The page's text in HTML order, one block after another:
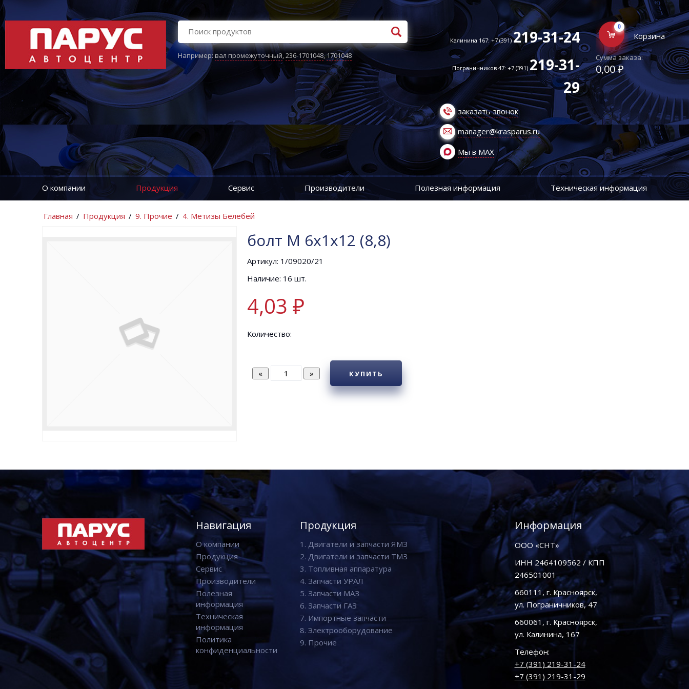
Например:вал промежуточный,236-1701048,1701048
Калинина 167: +7 (391)219-31-24
Пограничников 47: +7 (391)219-31-
29
заказать звонок
manager@krasparus.ru
Мы в MAX
0
Корзина
Сумма заказа:
0,00 ₽
О компании Продукция Сервис Производители Полезная информация Техническая информация
Главная / Продукция / 9. Прочие / 4. Метизы Белебей
болт М 6х1х12 (8,8)
Артикул: 1/09020/21
Наличие: 16 шт.
4,03 ₽
Количество:
КУПИТЬ
Навигация
О компании
Продукция
Сервис
Производители
Полезная
информация
Техническая
информация
Политика
конфиденциальности
Продукция
1. Двигатели и запчасти ЯМЗ
2. Двигатели и запчасти ТМЗ
3. Топливная аппаратура
4. Запчасти УРАЛ
5. Запчасти МАЗ
6. Запчасти ГАЗ
7. Импортные запчасти
8. Электрооборудование
9. Прочие
Информация
ООО «СНТ»
ИНН 2464109562 / КПП
246501001
660111, г. Красноярск,
ул. Пограничников, 47
660061, г. Красноярск,
ул. Калинина, 167
Телефон:
+7 (391) 219-31-24
+7 (391) 219-31-29